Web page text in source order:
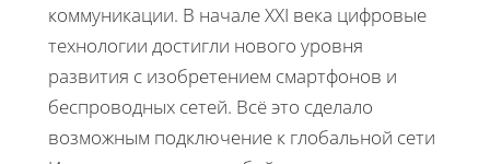
коммуникации. В начале XXI века цифровые
технологии достигли нового уровня
развития с изобретением смартфонов и
беспроводных сетей. Всё это сделало
возможным подключение к глобальной сети